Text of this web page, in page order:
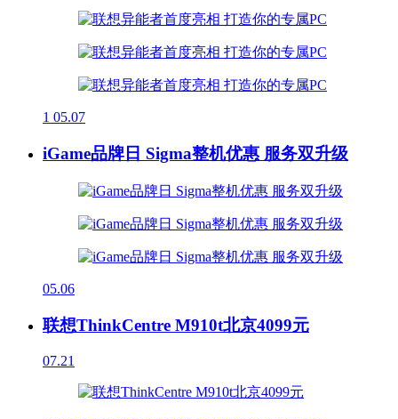
1 05.07
iGame品牌日 Sigma整机优惠 服务双升级
05.06
联想ThinkCentre M910t北京4099元
07.21